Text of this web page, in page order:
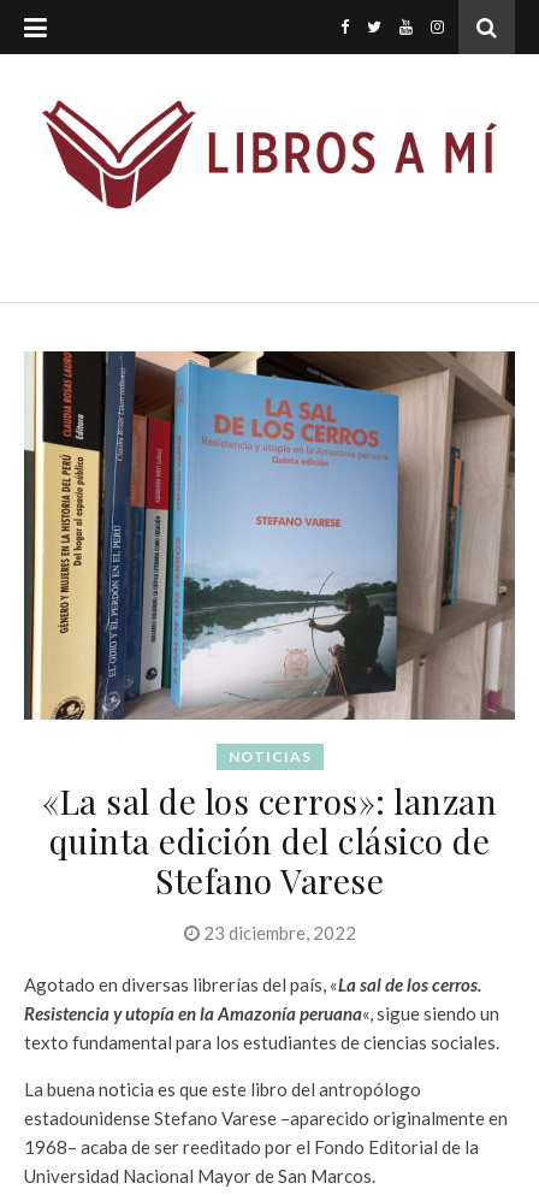
NOTICIAS
«La sal de los cerros»: lanzan
quinta edición del clásico de
Stefano Varese
23 diciembre, 2022
Agotado en diversas librerías del país, «La sal de los cerros.
Resistencia y utopía en la Amazonía peruana«, sigue siendo un
texto fundamental para los estudiantes de ciencias sociales.
La buena noticia es que este libro del antropólogo
estadounidense Stefano Varese –aparecido originalmente en
1968– acaba de ser reeditado por el Fondo Editorial de la
Universidad Nacional Mayor de San Marcos.